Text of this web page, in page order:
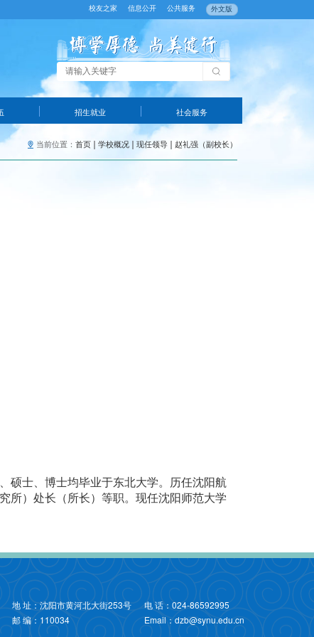
校友之家 信息公开 公共服务 外文版
招生就业 社会服务
当前位置：首页 学校概况 现任领导 赵礼强（副校长）
硕士、博士均毕业于东北大学。历任沈阳航
所）处长（所长）等职。现任沈阳师范大学
地 址：沈阳市黄河北大街253号
电 话：024-86592995
邮 编：110034
Email：dzb@synu.edu.cn